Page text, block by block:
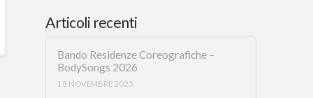
Articoli recenti
Bando Residenze Coreografiche –
BodySongs 2026
18 NOVEMBRE 2025